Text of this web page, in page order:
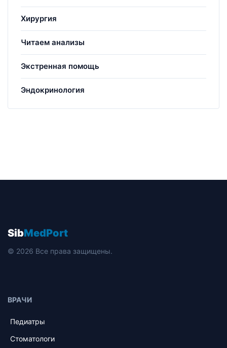
Хирургия
Читаем анализы
Экстренная помощь
Эндокринология
SibMedPort
© 2026 Все права защищены.
ВРАЧИ
Педиатры
Стоматологи